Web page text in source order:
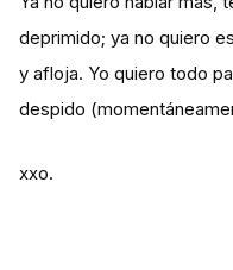
deprimido; ya no quiero
y afloja. Yo quiero todo
despido
xxo.